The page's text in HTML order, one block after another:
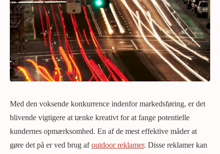
Med den voksende konkurrence indenfor markedsføring, er det
blivende vigtigere at tænke kreativt for at fange potentielle
kundernes opmærksomhed. En af de mest effektive måder at
gøre det på er ved brug afoutdoor reklamer. Disse reklamer kan